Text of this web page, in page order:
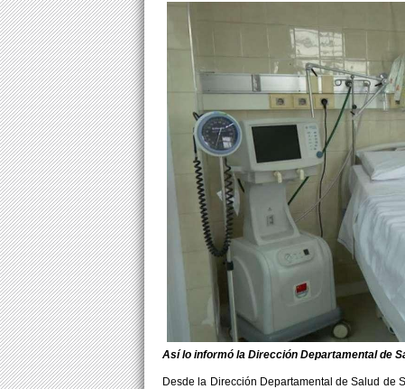
Así lo informó la Dirección Departamental de
Desde la Dirección Departamental de Salud de